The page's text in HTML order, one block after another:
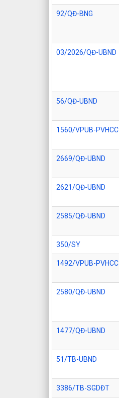
92/QĐ-BNG
03/2026/QĐ-UBND
56/QĐ-UBND
1560/VPUB-PVHCC
2669/QĐ-UBND
2621/QĐ-UBND
2585/QĐ-UBND
350/SY
1492/VPUB-PVHCC
2580/QĐ-UBND
1477/QĐ-UBND
51/TB-UBND
3386/TB-SGDĐT